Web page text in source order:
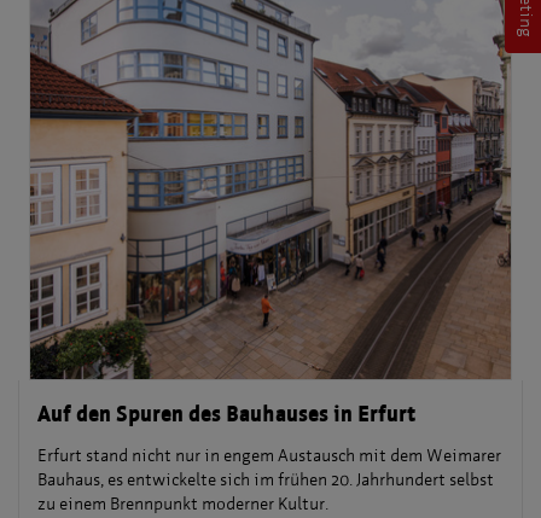
Auf den Spuren des Bauhauses in Erfurt
Erfurt stand nicht nur in engem Austausch mit dem Weimarer
Bauhaus, es entwickelte sich im frühen 20. Jahrhundert selbst
zu einem Brennpunkt moderner Kultur.